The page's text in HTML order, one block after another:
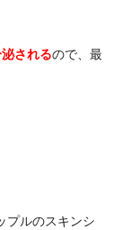
されるので、最
プルのスキンシ